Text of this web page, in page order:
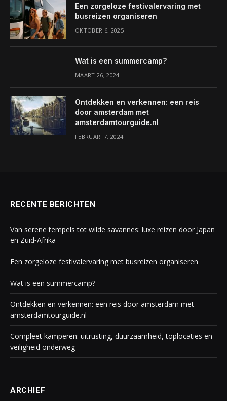
Een zorgeloze festivalervaring met
busreizen organiseren
OKTOBER 6, 2025
Wat is een summercamp?
MAART 26, 2024
Ontdekken en verkennen: een reis
door amsterdam met
amsterdamtourguide.nl
FEBRUARI 7, 2024
RECENTE BERICHTEN
Van serene tempels tot wilde savannes: luxe reizen door Japan
en Zuid‑Afrika
Een zorgeloze festivalervaring met busreizen organiseren
Wat is een summercamp?
Ontdekken en verkennen: een reis door amsterdam met
amsterdamtourguide.nl
Compleet kamperen: uitrusting, duurzaamheid, toplocaties en
veiligheid onderweg
ARCHIEF